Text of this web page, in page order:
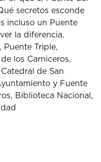
secretos esconde
incluso un Puente
la diferencia.
Puente Triple,
los Carniceros,
de San
y Fuente
Biblioteca Nacional,